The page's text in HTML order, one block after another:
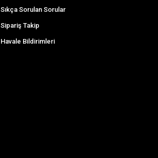
Sıkça Sorulan Sorular
Sipariş Takip
Havale Bildirimleri